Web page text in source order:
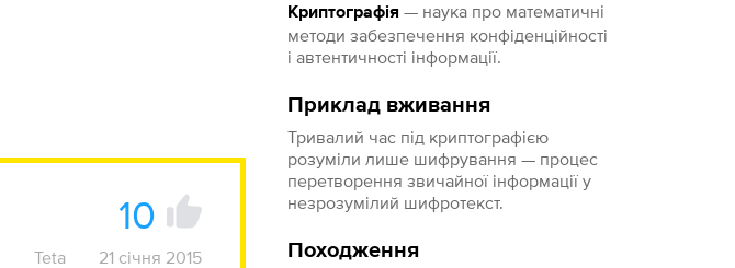
Криптографія — наука про математичні
методи забезпечення конфіденційності
і автентичності інформації.
Приклад вживання
Тривалий час під криптографією
розуміли лише шифрування — процес
перетворення звичайної інформації у
незрозумілий шифротекст.
Походження
10
Teta 21 січня 2015